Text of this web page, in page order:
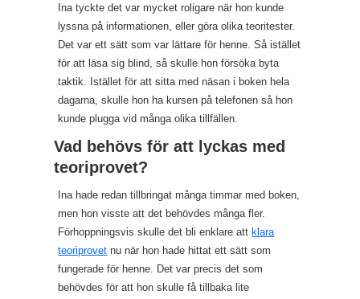
Ina tyckte det var mycket roligare när hon kunde
lyssna på informationen, eller göra olika teoritester.
Det var ett sätt som var lättare för henne. Så istället
för att läsa sig blind, så skulle hon försöka byta
taktik. Istället för att sitta med näsan i boken hela
dagarna, skulle hon ha kursen på telefonen så hon
kunde plugga vid många olika tillfällen.
Vad behövs för att lyckas med
teoriprovet?
Ina hade redan tillbringat många timmar med boken,
men hon visste att det behövdes många fler.
Förhoppningsvis skulle det bli enklare att klara
teoriprovet nu när hon hade hittat ett sätt som
fungerade för henne. Det var precis det som
behövdes för att hon skulle få tillbaka lite